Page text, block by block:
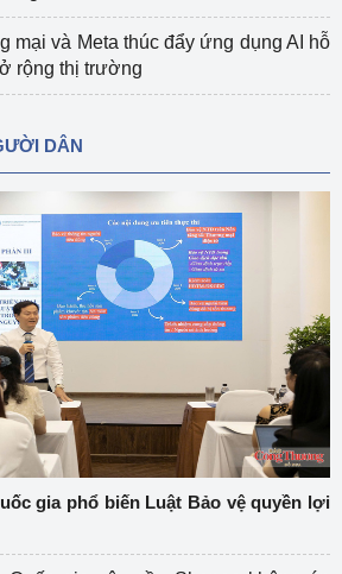
mại và Meta thúc đẩy ứng dụng AI hỗ
rộng thị trường
DÂN
gia phổ biến Luật Bảo vệ quyền lợi